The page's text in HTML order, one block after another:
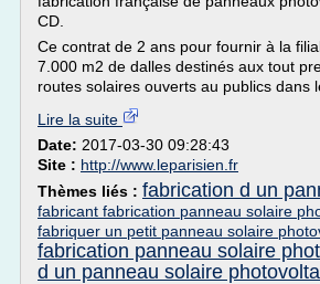
CD.
Ce contrat de 2 ans pour fournir à la
7.000 m2 de dalles destinés aux tout
routes solaires ouverts au publics dans
Lire la suite
Date: 2017-03-30 09:28:43
Site : http://www.leparisien.fr
Thèmes liés : fabrication d un
fabricant fabrication panneau solaire
fabriquer un petit panneau solaire
fabrication panneau solaire
d un panneau solaire